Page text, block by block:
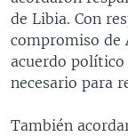
de Libia. Con
compromiso de
acuerdo
necesario para
También